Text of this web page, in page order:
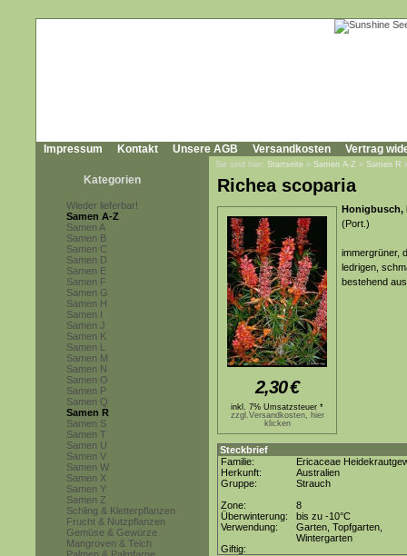
Impressum Kontakt Unsere AGB Versandkosten Vertrag
Kategorien
Wieder lieferbar!
Samen A-Z
Samen A
Samen B
Samen C
Samen D
Samen E
Samen F
Samen G
Samen H
Samen I
Samen J
Samen K
Samen L
Samen M
Samen N
Samen O
Samen P
Samen Q
Samen R
Samen S
Samen T
Samen U
Samen V
Samen W
Samen X
Samen Y
Samen Z
Schling & Kletterpflanzen
Frucht & Nutzpflanzen
Gemüse & Gewürze
Mangroven & Teich
Sie sind hier: Startseite » Samen A-Z » Samen R
Richea scoparia
2,30€
inkl. 7% Umsatzsteuer *
zzgl.Versandkosten, hier
klicken
Honigbusch,
(Port.)
immergrüner,
ledrigen,
bestehend
Steckbrief
Familie:
Ericaceae
Herkunft:
Australien
Gruppe:
Strauch
Zone:
8
Überwinterung:
bis zu -10°C
Verwendung:
Garten, Topfgarten,
Wintergarten
Giftig: